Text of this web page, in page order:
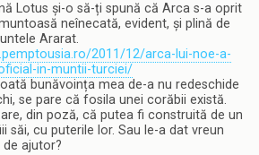
Lotus și-o să-ți spună că Arca s-a oprit
neînecată, evident, și plină de
Ararat.
2011/12/arca-lui-noe-a-
in-muntii-turciei/
bunăvoința mea de-a nu redeschide
se pare că fosila unei corăbii există.
din poză, că putea fi construită de un
săi, cu puterile lor. Sau le-a dat vreun
ajutor?